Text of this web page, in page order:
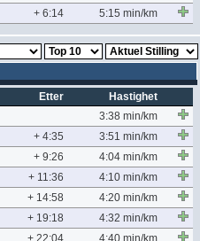
+ 6:14 5:15 min/km
Etter
Hastighet
3:38 min/km
+ 4:35
3:51 min/km
+ 9:26
4:04 min/km
+ 11:36
4:10 min/km
+ 14:58
4:20 min/km
+ 19:18
4:32 min/km
+ 22:04 4:40 min/km